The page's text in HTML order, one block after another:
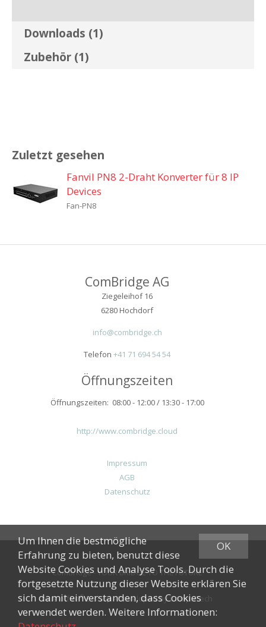
Downloads (1)
Zubehör (1)
Zuletzt gesehen
Fanvil PN8 2-Draht Konverter für 8 IP
Devices
Fan-PN8
ComBridge AG
Ziegeleihof 16
6280 Hochdorf
info@combridge.ch
Telefon +41 71 694 54 54
Öffnungszeiten
Öffnungszeiten: 08:00 - 12:00 / 13:30 - 17:00
http://www.combridge.cloud
Impressum
AGB
Datenschutz
ComBridge - YOUR BRIDGE TO THE FUTURE
blue office®E-Shop - Developed byCompuTech
OK
Um Ihnen die bestmögliche
Erfahrung zu bieten, benutzt diese
Website Cookies und Analyse Tools. Durch die
fortgesetzte Nutzung dieser Website erklären Sie
sich damit einverstanden, dass Cookies
verwendet werden. Weitere Informationen: